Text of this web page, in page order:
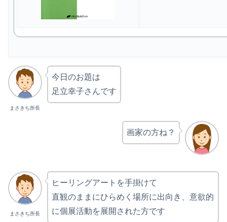
まさきち所長
今日のお題は
足立幸子さんです
画家の方ね？
まさきち所長
ヒーリングアートを手掛けて
直観のままにひらめく場所に出向き、意欲的
に個展活動を展開された方です